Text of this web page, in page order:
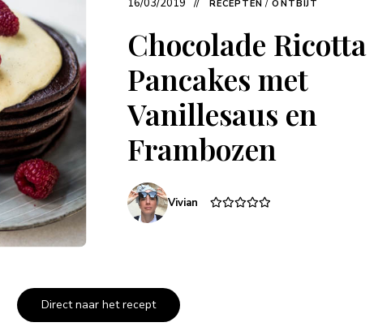
16/03/2019 RECEPTEN / ONTBIJT
Chocolade Ricotta
Pancakes met
Vanillesaus en
Frambozen
Vivian
Direct naar het recept